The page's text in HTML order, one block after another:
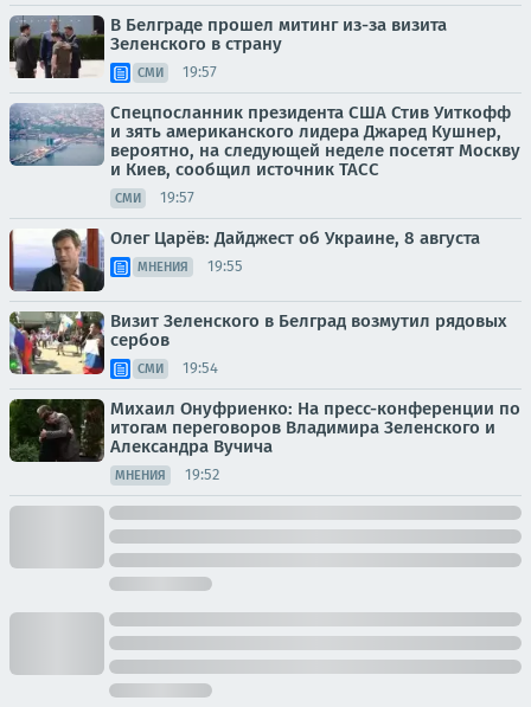
В Белграде прошел митинг из-за визита
Зеленского в страну
СМИ 19:57
Спецпосланник президента США Стив Уиткофф
и зять американского лидера Джаред Кушнер,
вероятно, на следующей неделе посетят Москву
и Киев, сообщил источник ТАСС
СМИ 19:57
Олег Царёв: Дайджест об Украине, 8 августа
МНЕНИЯ 19:55
Визит Зеленского в Белград возмутил рядовых
сербов
СМИ 19:54
Михаил Онуфриенко: На пресс-конференции по
итогам переговоров Владимира Зеленского и
Александра Вучича
МНЕНИЯ 19:52